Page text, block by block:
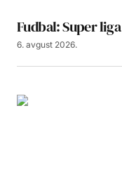
Fudbal: Super
6. avgust 2026.